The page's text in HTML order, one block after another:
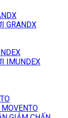
GRANDX
IMUNDEX